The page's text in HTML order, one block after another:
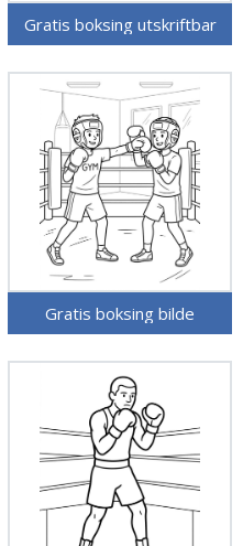
Gratis boksing utskriftbar
Gratis boksing bilde